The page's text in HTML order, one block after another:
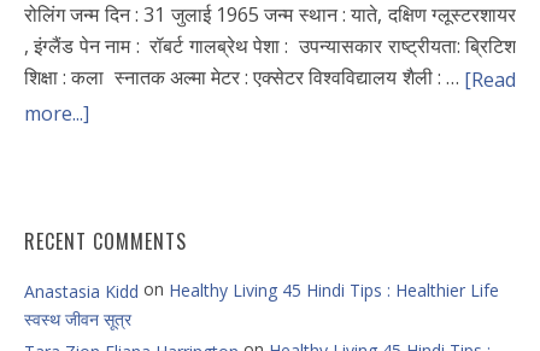
रोलिंग जन्म दिन : 31 जुलाई 1965 जन्म स्थान : याते, दक्षिण ग्लूस्टरशायर
, इंग्लैंड पेन नाम : रॉबर्ट गालब्रेथ पेशा : उपन्यासकार राष्ट्रीयता: ब्रिटिश
शिक्षा : कला स्नातक अल्मा मेटर : एक्सेटर विश्वविद्यालय शैली : … [Read
more...]
RECENT COMMENTS
Anastasia Kidd on Healthy Living 45 Hindi Tips : Healthier Life
स्वस्थ जीवन सूत्र